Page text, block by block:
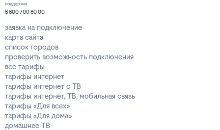
поддержка
8 800 700 80 00
заявка на подключение
карта сайта
список городов
проверить возможность подключения
все тарифы
тарифы интернет
тарифы интернет с ТВ
тарифы интернет, ТВ, мобильная связь
тарифы «Для всех»
тарифы «Для дома»
домашнее ТВ